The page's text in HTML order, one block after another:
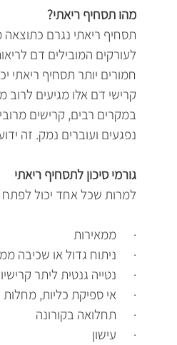
מהו תסחיף ריאתי?
תסחיף ריאתי נגרם
לעורקים המובילים דם
חמורים יותר תסחיף ריאתי
במקרים רבים, קרישים
נפגעים ועוברים נמק. זה
גורמי סיכון לתסחיף ריאתי
למרות שכל אחד יכול לפתח
·      ממאירות
·      ניתוח גדול או שכיבה
·      נטייה גנטית ליתר
·      אי ספיקת כליות, מחלות
·      תחלואה בקורונה
·      עישון